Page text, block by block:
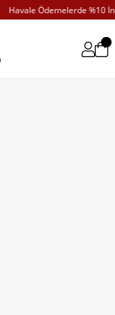
Havale Ödemelerde %10